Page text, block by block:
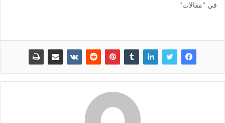
الذي أعلنته الجمعية العامة
في 29 نوفمبر سنة 1947
بتقسيم فلسطين إلى…
في "مقالات"